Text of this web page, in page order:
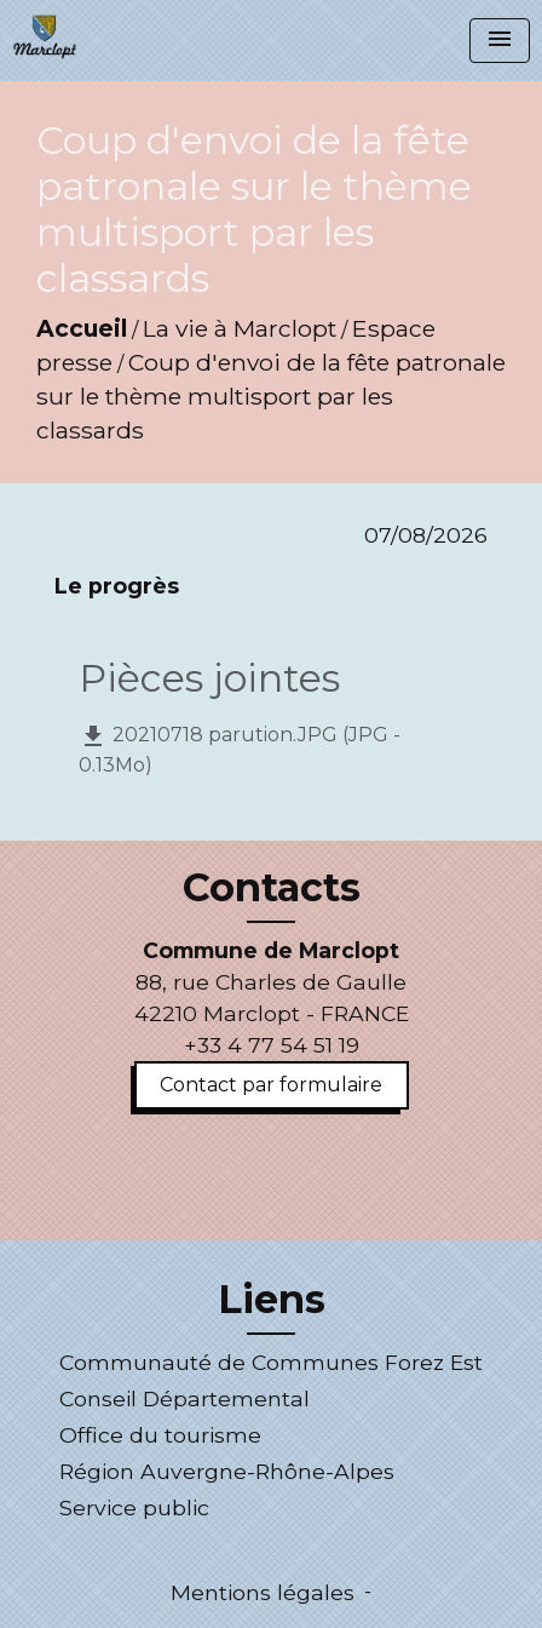
menu
Coup d'envoi de la fête
patronale sur le thème
multisport par les
classards
Accueil / La vie à Marclopt / Espace
presse /Coup d'envoi de la fête patronale
sur le thème multisport par les
classards
07/08/2026
Le progrès
Pièces jointes
file_download 20210718 parution.JPG (JPG -
0.13Mo)
Contacts
Commune de Marclopt
88, rue Charles de Gaulle
42210 Marclopt - FRANCE
+33 4 77 54 51 19
Contact par formulaire
Liens
Communauté de Communes Forez Est
Conseil Départemental
Office du tourisme
Région Auvergne-Rhône-Alpes
Service public
Mentions légales -